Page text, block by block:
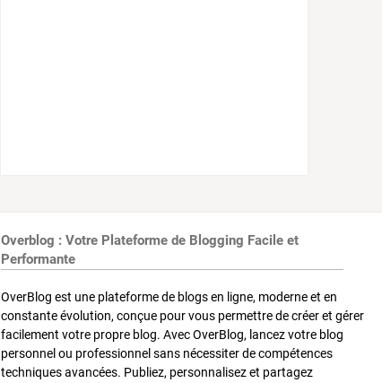
Overblog : Votre Plateforme de Blogging Facile et
Performante
OverBlog est une plateforme de blogs en ligne, moderne et en
constante évolution, conçue pour vous permettre de créer et gérer
facilement votre propre blog. Avec OverBlog, lancez votre blog
personnel ou professionnel sans nécessiter de compétences
techniques avancées. Publiez, personnalisez et partagez